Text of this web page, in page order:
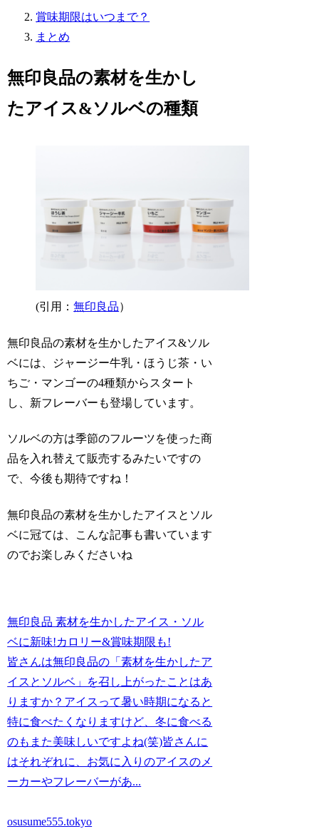
賞味期限はいつまで？
まとめ
無印良品の素材を生かし
たアイス&ソルベの種類
(引用：無印良品）
無印良品の素材を生かしたアイス&ソル
ベには、ジャージー牛乳・ほうじ茶・い
ちご・マンゴーの4種類からスタート
し、新フレーバーも登場しています。
ソルベの方は季節のフルーツを使った商
品を入れ替えて販売するみたいですの
で、今後も期待ですね！
無印良品の素材を生かしたアイスとソル
ベに冠ては、こんな記事も書いています
のでお楽しみくださいね
無印良品 素材を生かしたアイス・ソル
ベに新味!カロリー&賞味期限も!
皆さんは無印良品の「素材を生かしたア
イスとソルベ」を召し上がったことはあ
りますか？アイスって暑い時期になると
特に食べたくなりますけど、冬に食べる
のもまた美味しいですよね(笑)皆さんに
はそれぞれに、お気に入りのアイスのメ
ーカーやフレーバーがあ...
osusume555.tokyo